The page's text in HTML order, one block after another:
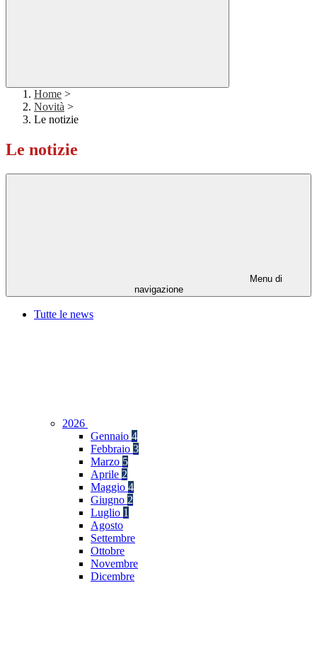
Home >
Novità >
Le notizie
Le notizie
Menu di
navigazione
Tutte le news
2026
Gennaio 4
Febbraio 3
Marzo 5
Aprile 2
Maggio 4
Giugno 2
Luglio 1
Agosto
Settembre
Ottobre
Novembre
Dicembre